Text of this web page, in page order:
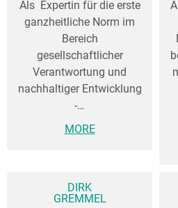
Als Expertin für die erste
ganzheitliche Norm im
Bereich
gesellschaftlicher
Verantwortung und
nachhaltiger Entwicklung
-…
MORE
DIRK
GREMMEL